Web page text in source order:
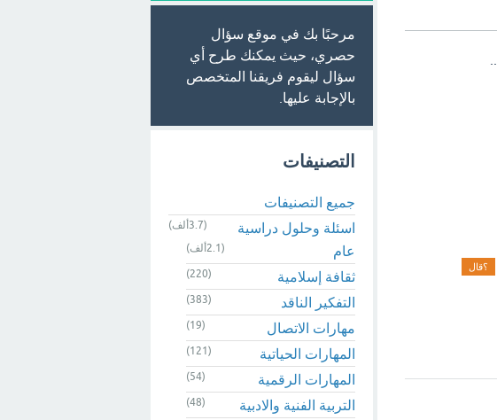
؟قال
مرحبًا بك في موقع سؤال
حصري، حيث يمكنك طرح أي
سؤال ليقوم فريقنا المتخصص
بالإجابة عليها.
التصنيفات
جميع التصنيفات
اسئلة وحلول دراسية
(3.7ألف)
عام (2.1ألف)
ثقافة إسلامية (220)
التفكير الناقد (383)
مهارات الاتصال (19)
المهارات الحياتية (121)
المهارات الرقمية (54)
التربية الفنية والادبية (48)